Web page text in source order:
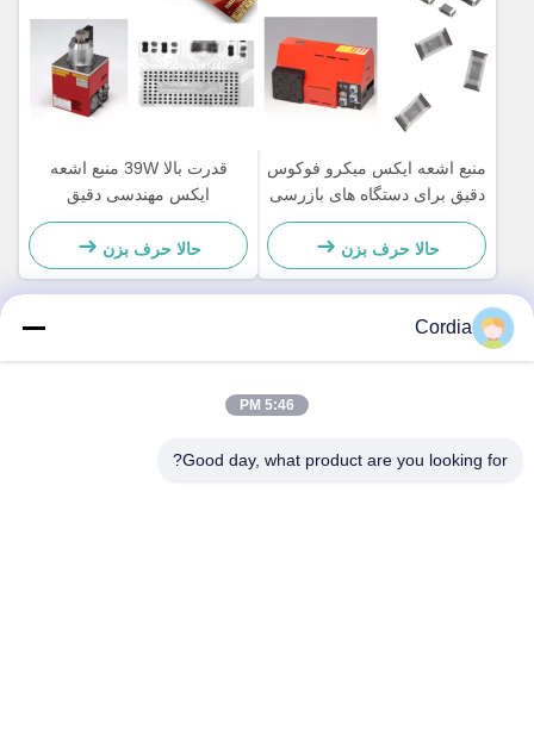
منبع اشعه ایکس میکرو فوکوس
دقیق برای دستگاه های بازرسی
اشعه ایکس خطی
حالا حرف بزن
قدرت بالا 39W منبع اشعه
ایکس مهندسی دقیق
Hamamatsu L9181-05
حالا حرف بزن
Cordia
5:46 PM
Good day, what product are you looking for?